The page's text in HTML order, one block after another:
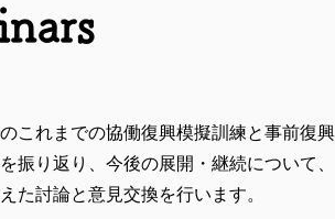
これまでの協働復興模擬訓練と事前復興
振り返り、今後の展開・継続について、
た討論と意見交換を行います。